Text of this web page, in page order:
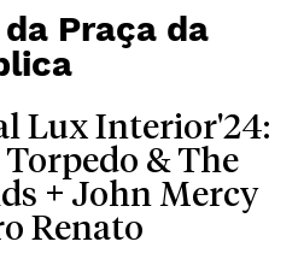
Praça da
Lux Interior'24:
& The
+ John Mercy
Renato